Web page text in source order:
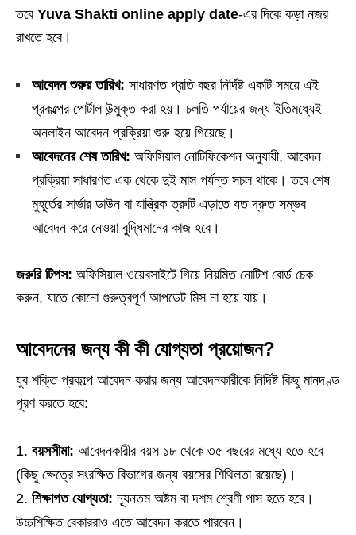
তবে Yuva Shakti online apply date-এর দিকে কড়া নজর
রাখতে হবে।
আবেদন শুরুর তারিখ: সাধারণত প্রতি বছর নির্দিষ্ট একটি সময়ে এই
প্রকল্পের পোর্টাল উন্মুক্ত করা হয়। চলতি পর্যায়ের জন্য ইতিমধ্যেই
অনলাইন আবেদন প্রক্রিয়া শুরু হয়ে গিয়েছে।
আবেদনের শেষ তারিখ: অফিসিয়াল নোটিফিকেশন অনুযায়ী, আবেদন
প্রক্রিয়া সাধারণত এক থেকে দুই মাস পর্যন্ত সচল থাকে। তবে শেষ
মুহূর্তের সার্ভার ডাউন বা যান্ত্রিক ত্রুটি এড়াতে যত দ্রুত সম্ভব
আবেদন করে নেওয়া বুদ্ধিমানের কাজ হবে।
জরুরি টিপস: অফিসিয়াল ওয়েবসাইটে গিয়ে নিয়মিত নোটিশ বোর্ড চেক
করুন, যাতে কোনো গুরুত্বপূর্ণ আপডেট মিস না হয়ে যায়।
আবেদনের জন্য কী কী যোগ্যতা প্রয়োজন?
যুব শক্তি প্রকল্পে আবেদন করার জন্য আবেদনকারীকে নির্দিষ্ট কিছু মানদণ্ড
পূরণ করতে হবে:
বয়সসীমা: আবেদনকারীর বয়স ১৮ থেকে ৩৫ বছরের মধ্যে হতে হবে
(কিছু ক্ষেত্রে সংরক্ষিত বিভাগের জন্য বয়সের শিথিলতা রয়েছে)।
শিক্ষাগত যোগ্যতা: ন্যূনতম অষ্টম বা দশম শ্রেণী পাস হতে হবে।
উচ্চশিক্ষিত বেকাররাও এতে আবেদন করতে পারবেন।